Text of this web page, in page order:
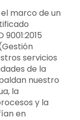
marco de un
servicios
de la
nuestro
la
y la
en